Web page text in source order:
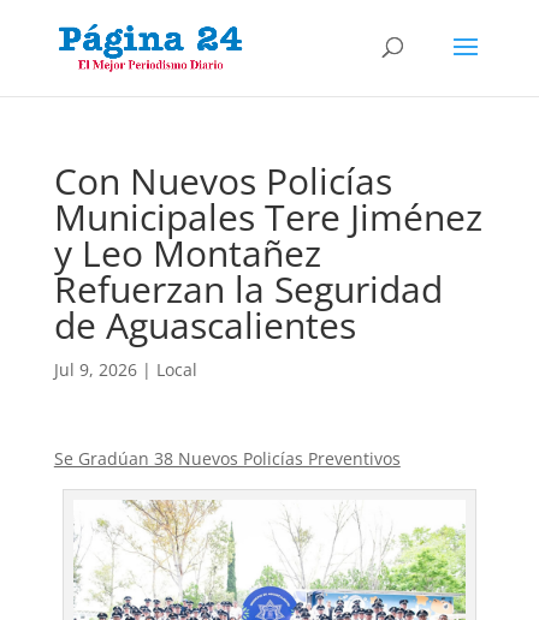
Con Nuevos Policías
Municipales Tere Jiménez
y Leo Montañez
Refuerzan la Seguridad
de Aguascalientes
Jul 9, 2026| Local
Se Gradúan 38 Nuevos Policías Preventivos